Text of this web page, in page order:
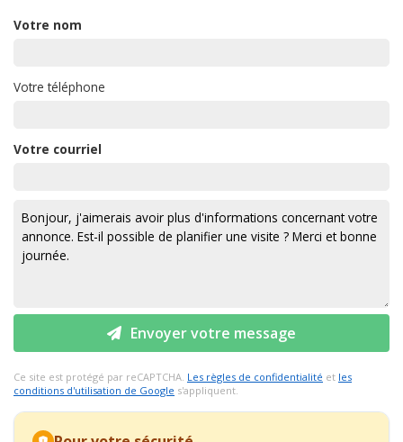
Votre nom
Votre téléphone
Votre courriel
Envoyer votre message
Ce site est protégé par reCAPTCHA. Les règles de confidentialité et les
conditions d'utilisation de Google s'appliquent.